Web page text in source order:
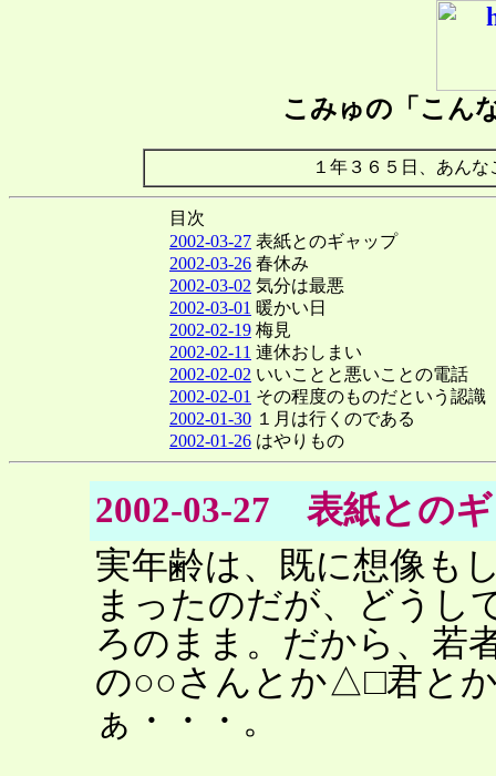
こみゅの「こん
１年３６５日、あん
目次
2002-03-27 表紙とのギャップ
2002-03-26 春休み
2002-03-02 気分は最悪
2002-03-01 暖かい日
2002-02-19 梅見
2002-02-11 連休おしまい
2002-02-02 いいことと悪いことの電話
2002-02-01 その程度のものだという認識
2002-01-30 １月は行くのである
2002-01-26 はやりもの
2002-03-27 表紙との
実年齢は、既に想像も
まったのだが、どうし
ろのまま。だから、若
の○○さんとか△□君と
ぁ・・・。